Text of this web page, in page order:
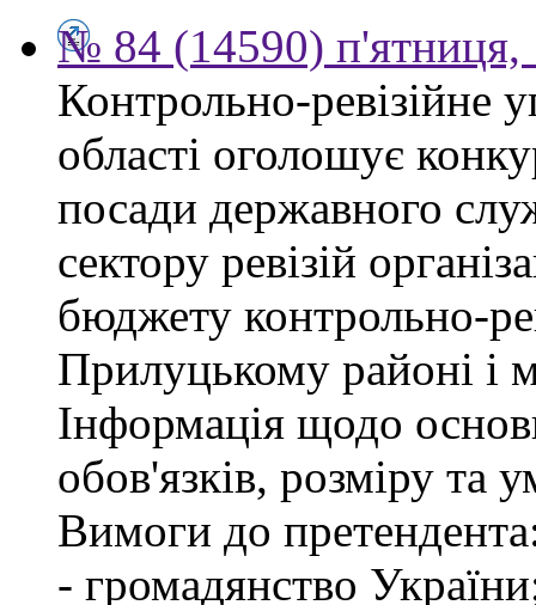
№ 84 (14590) п'ятниця,
Контрольно-ревізійне
області оголошує
посади державного
сектору ревізій
бюджету контрольно-
Прилуцькому районі і
Інформація щодо
обов'язків, розміру та
Вимоги до
- громадянство